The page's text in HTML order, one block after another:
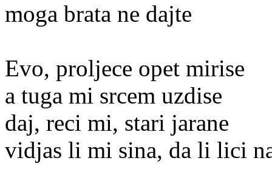
moga brata ne dajte
Evo, proljece opet mirise
a tuga mi srcem uzdise
daj, reci mi, stari jarane
vidjas li mi sina, da li lici